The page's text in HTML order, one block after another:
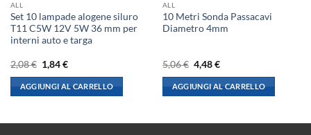
ALL
Set 10 lampade alogene siluro
T11 C5W 12V 5W 36 mm per
interni auto e targa
2,08€ Il
prezzo
originale
era:
2,08 €.
1,84€Il
attuale
è:
1,84 €.
AGGIUNGI AL CARRELLO
ALL
10 Metri Sonda Passacavi
Diametro 4mm
5,06€ Il
prezzo
originale
era:
5,06 €.
4,48€Il
attuale
è:
4,48 €.
AGGIUNGI AL CARRELLO